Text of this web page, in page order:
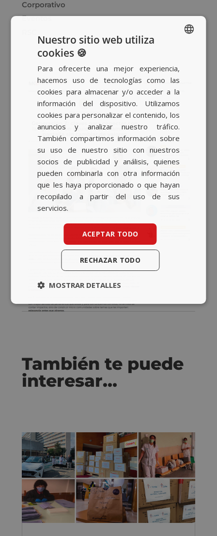
Corporativo
Eventos
También te puede
interesar…
BASQUE
ENGLISH
Nuestro sitio web utiliza
cookies 🍪
Para ofrecerte una mejor experiencia,
hacemos uso de tecnologías como las
cookies para almacenar y/o acceder a la
información del dispositivo. Utilizamos
cookies para personalizar el contenido, los
anuncios y analizar nuestro tráfico.
También compartimos información sobre
su uso de nuestro sitio con nuestros
socios de publicidad y análisis, quienes
pueden combinarla con otra información
que les haya proporcionado o que hayan
recopilado a partir del uso de sus
servicios.
ACEPTAR TODO
RECHAZAR TODO
MOSTRAR DETALLES